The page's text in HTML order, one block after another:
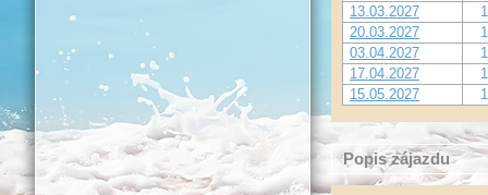
13.03.2027
20.03.2027
03.04.2027
17.04.2027
15.05.2027
Popis zájazdu